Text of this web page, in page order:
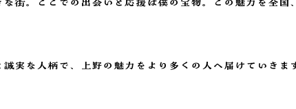
街。ここでの出会いと応援は僕の宝物。この魅力を全国
実な人柄で、上野の魅力をより多くの人へ届けていきま